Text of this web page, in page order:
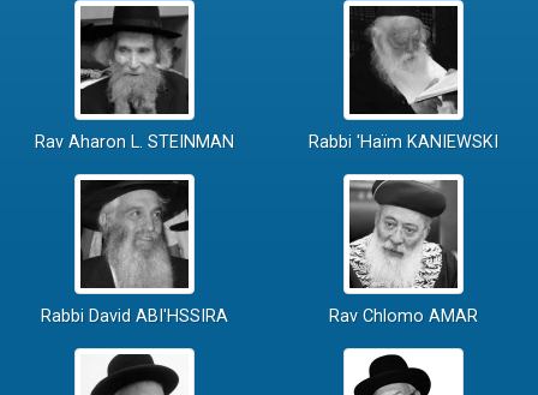
Rav Aharon L. STEINMAN Rabbi 'Haïm KANIEWSKI
Rabbi David ABI'HSSIRA Rav Chlomo AMAR